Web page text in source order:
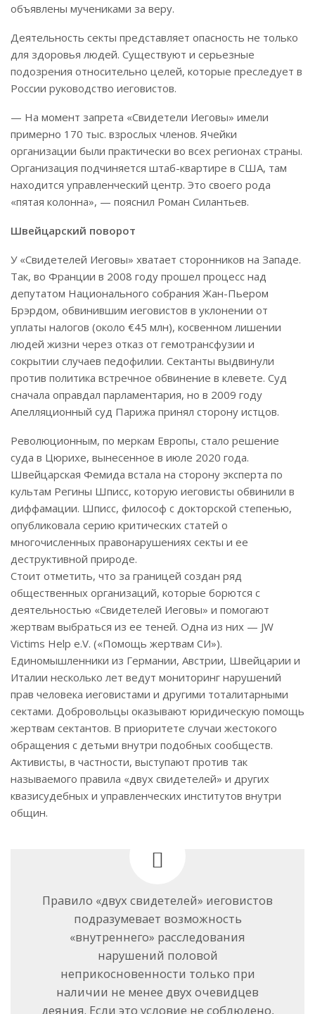
объявлены мучениками за веру.
Деятельность секты представляет опасность не только
для здоровья людей. Существуют и серьезные
подозрения относительно целей, которые преследует в
России руководство иеговистов.
— На момент запрета «Свидетели Иеговы» имели
примерно 170 тыс. взрослых членов. Ячейки
организации были практически во всех регионах страны.
Организация подчиняется штаб-квартире в США, там
находится управленческий центр. Это своего рода
«пятая колонна», — пояснил Роман Силантьев.
Швейцарский поворот
У «Свидетелей Иеговы» хватает сторонников на Западе.
Так, во Франции в 2008 году прошел процесс над
депутатом Национального собрания Жан-Пьером
Брэрдом, обвинившим иеговистов в уклонении от
уплаты налогов (около €45 млн), косвенном лишении
людей жизни через отказ от гемотрансфузии и
сокрытии случаев педофилии. Сектанты выдвинули
против политика встречное обвинение в клевете. Суд
сначала оправдал парламентария, но в 2009 году
Апелляционный суд Парижа принял сторону истцов.
Революционным, по меркам Европы, стало решение
суда в Цюрихе, вынесенное в июле 2020 года.
Швейцарская Фемида встала на сторону эксперта по
культам Регины Шписс, которую иеговисты обвинили в
диффамации. Шписс, философ с докторской степенью,
опубликовала серию критических статей о
многочисленных правонарушениях секты и ее
деструктивной природе.
Стоит отметить, что за границей создан ряд
общественных организаций, которые борются с
деятельностью «Свидетелей Иеговы» и помогают
жертвам выбраться из ее теней. Одна из них — JW
Victims Help e.V. («Помощь жертвам СИ»).
Единомышленники из Германии, Австрии, Швейцарии и
Италии несколько лет ведут мониторинг нарушений
прав человека иеговистами и другими тоталитарными
сектами. Добровольцы оказывают юридическую помощь
жертвам сектантов. В приоритете случаи жестокого
обращения с детьми внутри подобных сообществ.
Активисты, в частности, выступают против так
называемого правила «двух свидетелей» и других
квазисудебных и управленческих институтов внутри
общин.
Правило «двух свидетелей» иеговистов
подразумевает возможность
«внутреннего» расследования
нарушений половой
неприкосновенности только при
наличии не менее двух очевидцев
деяния. Если это условие не соблюдено,